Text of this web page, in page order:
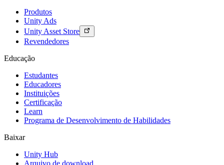
Produtos
Unity Ads
Unity Asset Store
Revendedores
Educação
Estudantes
Educadores
Instituições
Certificação
Learn
Programa de Desenvolvimento de Habilidades
Baixar
Unity Hub